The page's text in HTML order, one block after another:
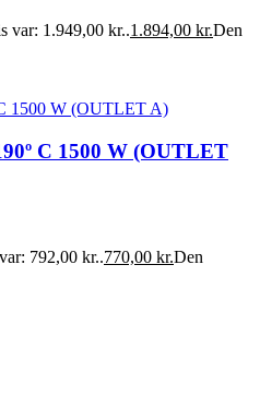
var: 1.949,00 kr..1.894,00 kr.Den
C 1500 W (OUTLET
792,00 kr..770,00 kr.Den